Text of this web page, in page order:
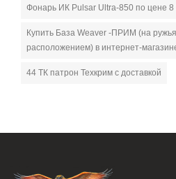
Фонарь ИК Pulsar Ultra-850 по цене 8
Купить База Weaver -ПРИМ (на ружья
расположением) в интернет-
44 ТК патрон Техкрим с доставкой